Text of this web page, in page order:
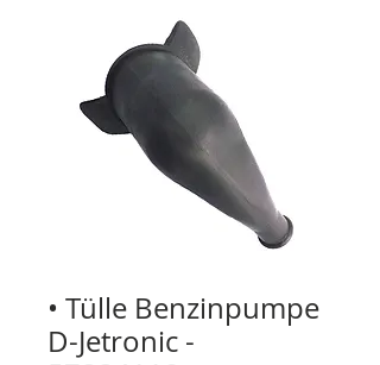
• Tülle Benzinpumpe
D-Jetronic -